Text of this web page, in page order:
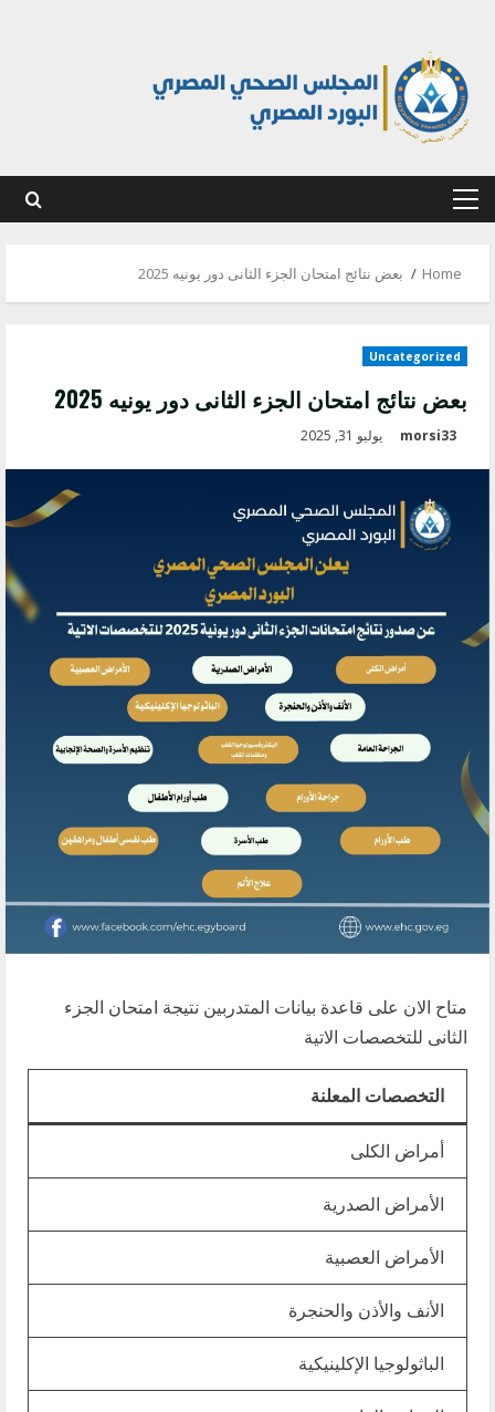
Primary
Home بعض نتائج امتحان الجزء الثانى دور يونيه 2025
Uncategorized
بعض نتائج امتحان الجزء الثانى دور يونيه 2025
morsi33 يوليو 31, 2025
متاح الان على قاعدة بيانات المتدربين نتيجة امتحان الجزء
الثانى للتخصصات الاتية
التخصصات المعلنة
أمراض الكلى
الأمراض الصدرية
الأمراض العصبية
الأنف والأذن والحنجرة
الباثولوجيا الإكلينيكية